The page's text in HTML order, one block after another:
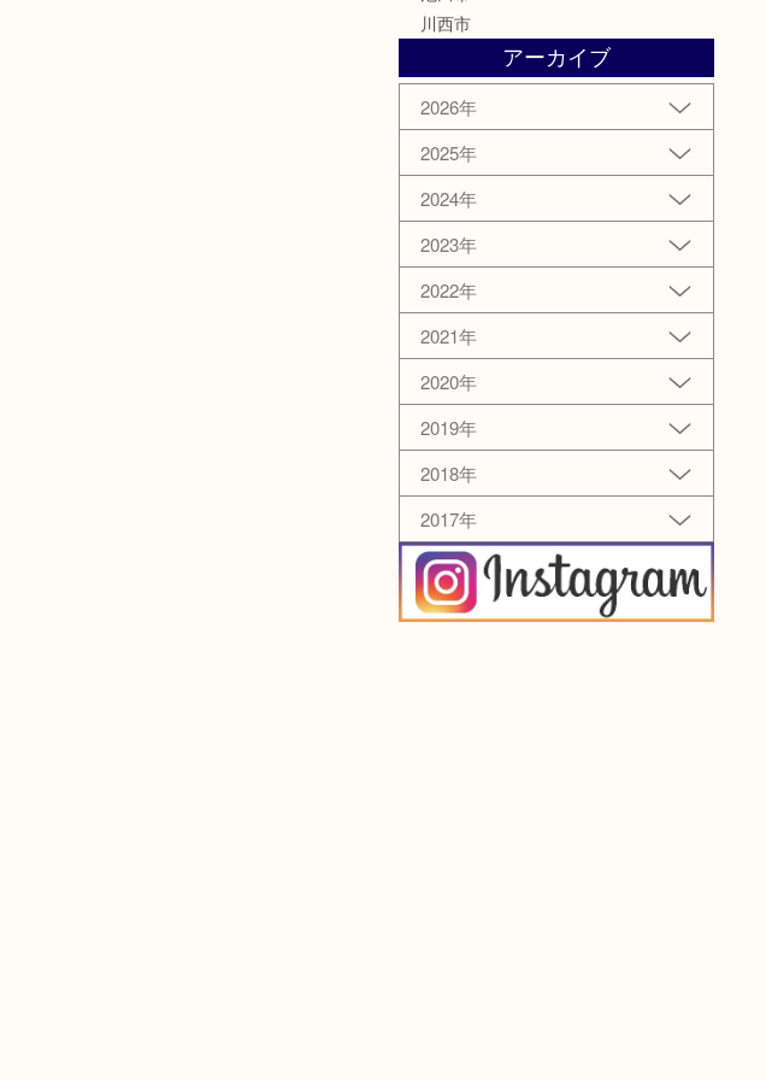
川西市
アーカイブ
2026年
2025年
2024年
2023年
2022年
2021年
2020年
2019年
2018年
2017年